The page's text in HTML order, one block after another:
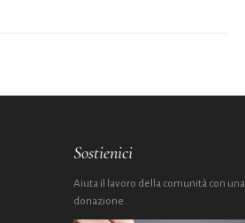
Sostienici
Aiuta il lavoro della comunità con una
donazione.